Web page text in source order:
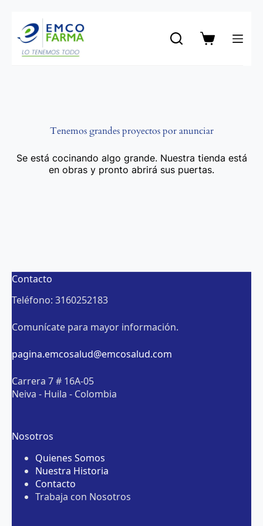
contenido
Carro
Tenemos grandes proyectos por anunciar
Se está cocinando algo grande. Nuestra tienda está
en obras y pronto abrirá sus puertas.
Contacto
Teléfono: 3160252183
Comunícate para mayor información.
pagina.emcosalud@emcosalud.com
Carrera 7 # 16A-05
Neiva - Huila - Colombia
Nosotros
Quienes Somos
Nuestra Historia
Contacto
Trabaja con Nosotros